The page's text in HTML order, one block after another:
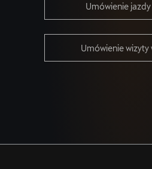
Umówienie
Umówienie wizyty